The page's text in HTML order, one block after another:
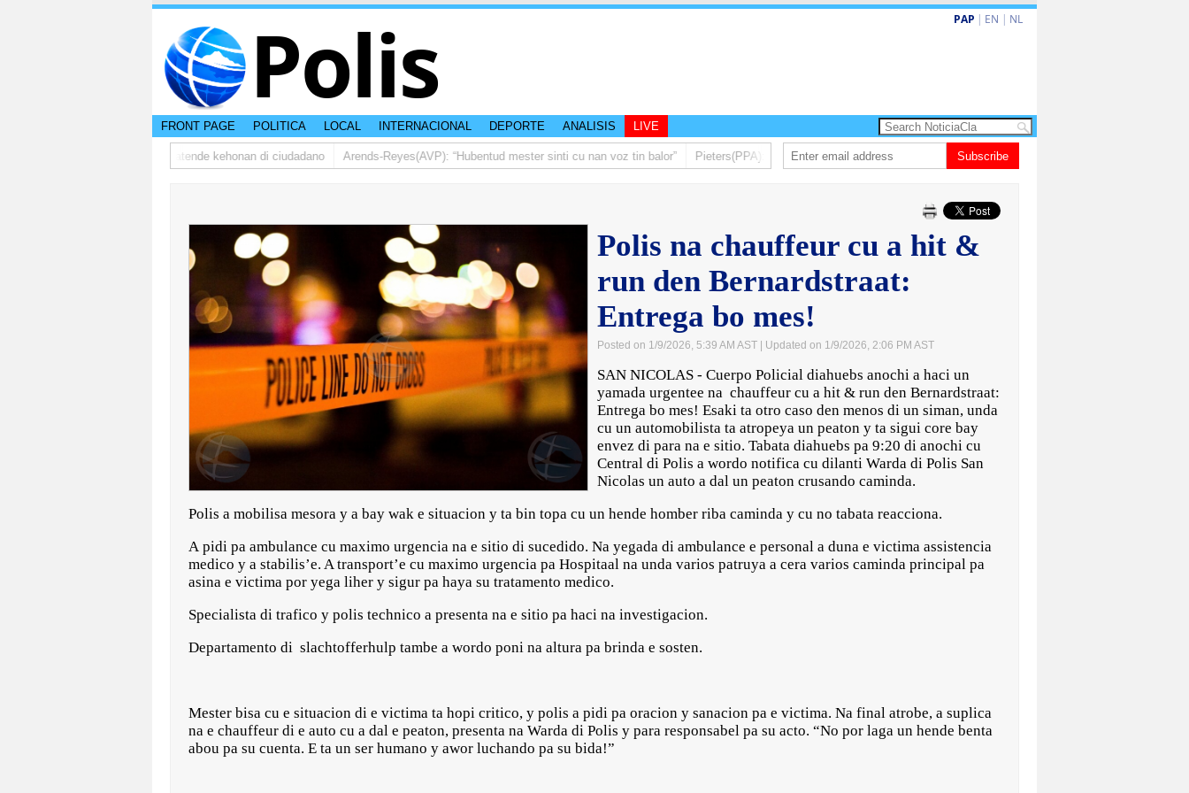
Polis PAP | EN | NL
FRONT PAGE POLITICA LOCAL INTERNACIONAL DEPORTE ANALISIS LIVE
ta bishita barionan pa atende kehonan di ciudadano Arends-Reyes(AVP): “Hubentud mester sinti cu nan voz tin balor” Pieters(PPA): Mas di un aña despues, polis ainda sin bodycam
Subscribe
Polis na chauffeur cu a hit &
run den Bernardstraat:
Entrega bo mes!
Posted on 1/9/2026, 5:39 AM AST | Updated on 1/9/2026, 2:06 PM AST
SAN NICOLAS - Cuerpo Policial diahuebs anochi a haci un
yamada urgentee na chauffeur cu a hit & run den Bernardstraat:
Entrega bo mes! Esaki ta otro caso den menos di un siman, unda
cu un automobilista ta atropeya un peaton y ta sigui core bay
envez di para na e sitio. Tabata diahuebs pa 9:20 di anochi cu
Central di Polis a wordo notifica cu dilanti Warda di Polis San
Nicolas un auto a dal un peaton crusando caminda.
Polis a mobilisa mesora y a bay wak e situacion y ta bin topa cu un hende homber riba caminda y cu no tabata reacciona.
A pidi pa ambulance cu maximo urgencia na e sitio di sucedido. Na yegada di ambulance e personal a duna e victima assistencia
medico y a stabilis’e. A transport’e cu maximo urgencia pa Hospitaal na unda varios patruya a cera varios caminda principal pa
asina e victima por yega liher y sigur pa haya su tratamento medico.
Specialista di trafico y polis technico a presenta na e sitio pa haci na investigacion.
Departamento di slachtofferhulp tambe a wordo poni na altura pa brinda e sosten.
Mester bisa cu e situacion di e victima ta hopi critico, y polis a pidi pa oracion y sanacion pa e victima. Na final atrobe, a suplica
na e chauffeur di e auto cu a dal e peaton, presenta na Warda di Polis y para responsabel pa su acto. “No por laga un hende benta
abou pa su cuenta. E ta un ser humano y awor luchando pa su bida!”